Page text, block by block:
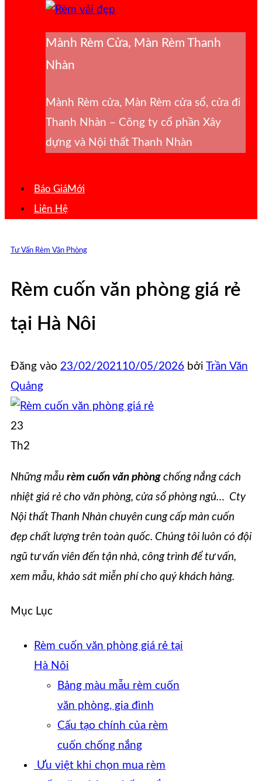
Mành Rèm Cửa, Màn Rèm Thanh
Nhàn
Mành Rèm cửa, Màn Rèm cửa sổ, cửa đi
Thanh Nhàn – Công ty cổ phần Xây
dựng và Nội thất Thanh Nhàn
Báo Giá
Liên Hệ
Tư Vấn Rèm Văn Phòng
Rèm cuốn văn phòng giá rẻ
tại Hà Nôi
Đăng vào 23/02/202110/05/2026 bởi Trần Văn
Quảng
23
Th2
Những mẫu rèm cuốn văn phòng chống nắng cách
nhiệt giá rẻ cho văn phòng, cửa sổ phòng ngủ… Cty
Nội thất Thanh Nhàn chuyên cung cấp màn cuốn
đẹp chất lượng trên toàn quốc. Chúng tôi luôn có đội
ngũ tư vấn viên đến tận nhà, công trình để tư vấn,
xem mẫu, khảo sát miễn phí cho quý khách hàng.
Mục Lục
Rèm cuốn văn phòng giá rẻ tại
Hà Nôi
Bảng màu mẫu rèm cuốn
văn phòng, gia đình
Cấu tạo chính của rèm
cuốn chống nắng
Ưu việt khi chọn mua rèm